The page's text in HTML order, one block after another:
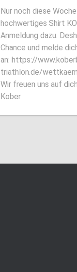
Nur noch diese
hochwertiges Shirt
Anmeldung dazu.
Chance und melde
an: https://
triathlon.de/
Wir freuen uns auf
Kober